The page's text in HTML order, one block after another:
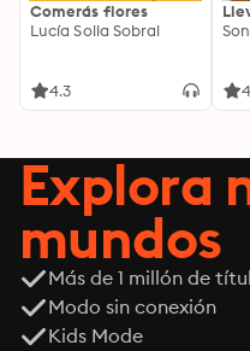
Comerás flores
Lucía Solla Sobral
4.3
Explora
mundos
Más de 1 millón de
Modo sin conexión
Kids Mode